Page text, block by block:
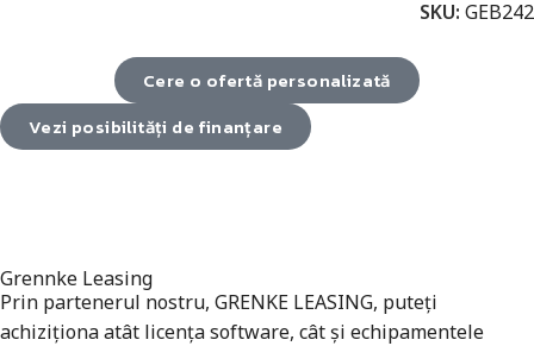
SKU: GEB242
Cere o ofertă personalizată
Vezi posibilități de finanțare
Grennke Leasing
Prin partenerul nostru, GRENKE LEASING, puteți
achiziționa atât licența software, cât și echipamentele